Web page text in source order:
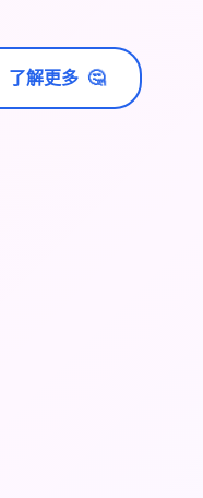
了解更多 🤔